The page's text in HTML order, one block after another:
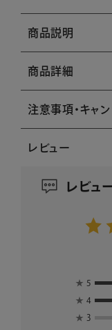
商品説明
商品詳細
注意事項・キャ
レビュー
レビュ
★ 5
★ 4
★ 3